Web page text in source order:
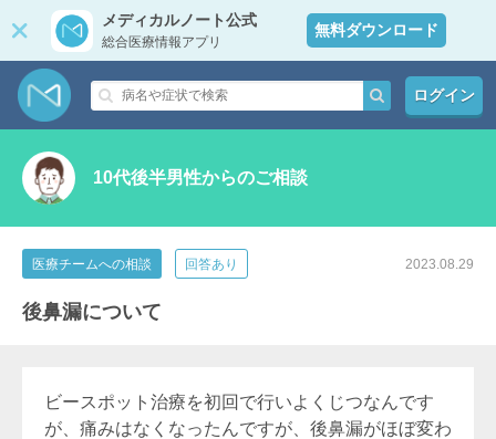
メディカルノート公式
総合医療情報アプリ
無料ダウンロード
ログイン
10代後半男性からのご相談
医療チームへの相談 回答あり 2023.08.29
後鼻漏について
ビースポット治療を初回で行いよくじつなんです
が、痛みはなくなったんですが、後鼻漏がほぼ変わ